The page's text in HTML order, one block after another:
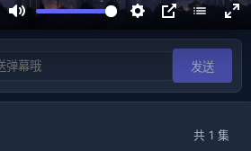
静
音
设
画
中
画
进
屏
发送
共 1 集